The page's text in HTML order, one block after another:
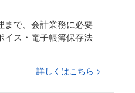
まで、会計業務に必要
イス・電子帳簿保存法
詳しくはこちら